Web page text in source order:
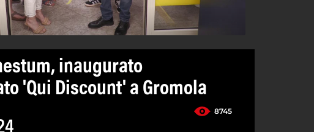
inaugurato
'Qui Discount' a Gromola
8745